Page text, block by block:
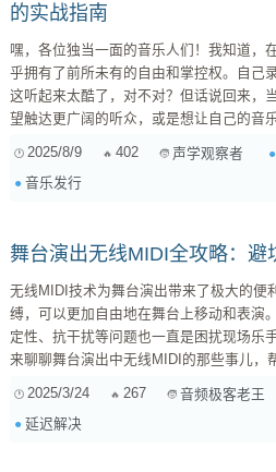
的实战指南
嘿，各位独当一面的音乐人们！我知道，
乎拥有了前所未有的自由和掌控权。自己
这听起来太酷了，对不对？但话说回来，
望触达更广阔的听众，或是想让自己的音
了，或者他们只会“压榨”艺人。但作为一
说，这种看法有点片面了。优秀的音乐厂
2025/8/9 402 声学观察者
音乐发行
舞台演出无线MIDI全攻略：避
无线MIDI技术为舞台演出带来了极大的便
缚，可以更加自由地在舞台上移动和表演
定性、抗干扰等问题也一直是困扰现场乐
来聊聊舞台演出中无线MIDI的那些事儿，
被一堆MIDI线缠绕，吉他手被效果器连接
头疼的场景！无线MIDI的出现，就像给乐
2025/3/24 267 音频极客老王
延迟解决